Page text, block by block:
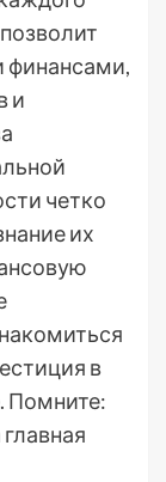
финансами,
и
четко
их
в
Помните: